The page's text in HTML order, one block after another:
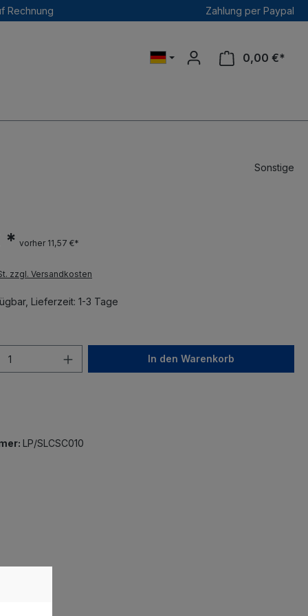
Rechnung Zahlung per Paypal
0,00 €*
Sonstige
* vorher 11,57 €*
zzgl. Versandkosten
Lieferzeit: 1-3 Tage
In den Warenkorb
LP/SLCSC010